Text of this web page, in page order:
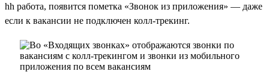
hh работа, появится пометка «Звонок из приложения» — даже
если к вакансии не подключен колл-трекинг.